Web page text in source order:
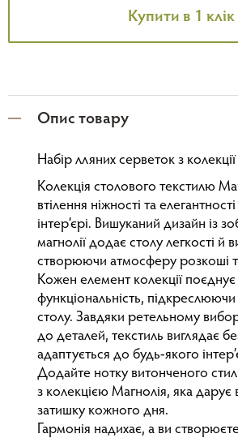
Купити в 1 клік
Опис товару
Набір лляних серветок з
Колекція столового текстилю
втілення ніжності та
інтер’єрі. Вишуканий дизайн із
магнолії додає столу легкості й
створюючи атмосферу розкоші
Кожен елемент колекції поєднує
функціональність,
столу. Завдяки ретельному
до деталей, текстиль виглядає
адаптується до будь-якого
Додайте нотку витонченого
з колекцією Магнолія, яка дарує
затишку кожного дня.
Гармонія надихає, а ви